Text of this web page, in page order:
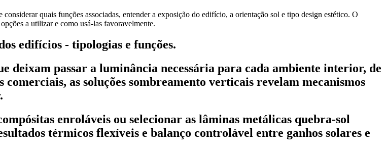
quais funções associadas, entender a exposição do edifício, a orientação sol e tipo design estético. O
a utilizar e como usá-las favoravelmente.
edifícios - tipologias e funções.
deixam passar a luminância necessária para cada ambiente interior, de
as soluções sombreamento verticais revelam mecanismos
enroláveis ou selecionar as lâminas metálicas quebra-sol
térmicos flexíveis e balanço controlável entre ganhos solares e